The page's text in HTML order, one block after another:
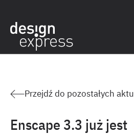
Przejdź do pozostałych
Enscape 3.3 już jest